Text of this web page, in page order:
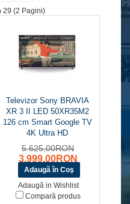
29 (2 Pagini)
Televizor Sony BRAVIA
XR 3 II LED 50XR35M2
126 cm Smart Google TV
4K Ultra HD
5.625,00RON
3.999,00RON
Adaugă in Wishlist
Compară produs